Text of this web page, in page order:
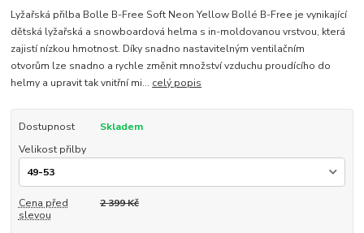
Lyžařská přilba Bolle B-Free Soft Neon Yellow Bollé B-Free je vynikající
dětská lyžařská a snowboardová helma s in-moldovanou vrstvou, která
zajistí nízkou hmotnost. Díky snadno nastavitelným ventilačním
otvorům lze snadno a rychle změnit množství vzduchu proudícího do
helmy a upravit tak vnitřní mi... celý popis
Dostupnost
Skladem
Velikost přilby
Cena před
slevou
2 399 Kč